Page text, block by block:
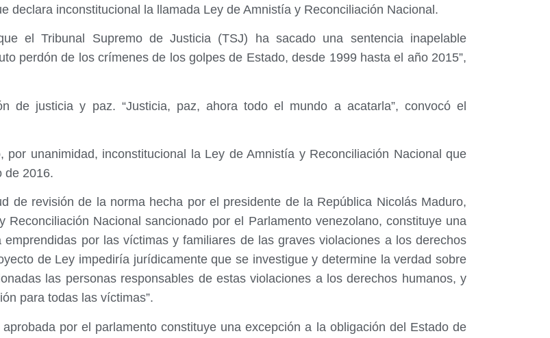
declara inconstitucional la llamada Ley de Amnistía y Reconciliación Nacional.
el Tribunal Supremo de Justicia (TSJ) ha sacado una sentencia inapelable
perdón de los crímenes de los golpes de Estado, desde 1999 hasta el año 2015”,
de justicia y paz. “Justicia, paz, ahora todo el mundo a acatarla”, convocó el
unanimidad, inconstitucional la Ley de Amnistía y Reconciliación Nacional que
de 2016.
de revisión de la norma hecha por el presidente de la República Nicolás Maduro,
Nacional sancionado por el Parlamento venezolano, constituye una
por las víctimas y familiares de las graves violaciones a los derechos
de Ley impediría jurídicamente que se investigue y determine la verdad sobre
las personas responsables de estas violaciones a los derechos humanos, y
para todas las víctimas”.
por el parlamento constituye una excepción a la obligación del Estado de